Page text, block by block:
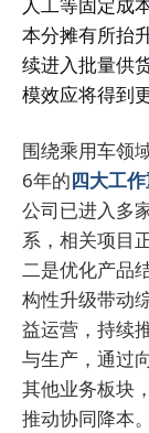
人工等固定成
本分摊有所抬
续进入批量供
模效应将得到
围绕乘用车领
6年的四大工
公司已进入多
系，相关项目
二是优化产品
构性升级带动
益运营，持续
与生产，通过
其他业务板块
推动协同降本。